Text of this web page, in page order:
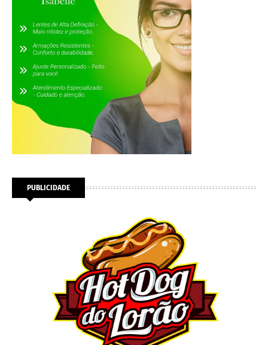
PUBLICIDADE